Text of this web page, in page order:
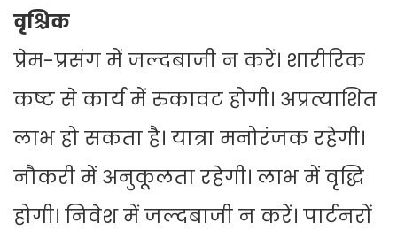
वृश्चिक
प्रेम-प्रसंग में जल्दबाजी न करें। शारीरिक
कष्ट से कार्य में रुकावट होगी। अप्रत्याशित
लाभ हो सकता है। यात्रा मनोरंजक रहेगी।
नौकरी में अनुकूलता रहेगी। लाभ में वृद्धि
होगी। निवेश में जल्दबाजी न करें। पार्टनरों